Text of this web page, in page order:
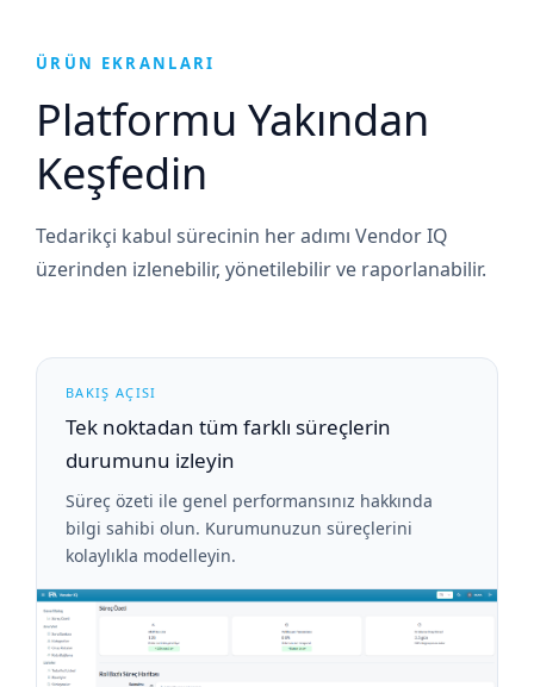
ÜRÜN EKRANLARI
Platformu Yakından
Keşfedin
Tedarikçi kabul sürecinin her adımı Vendor IQ
üzerinden izlenebilir, yönetilebilir ve raporlanabilir.
BAKIŞ AÇISI
Tek noktadan tüm farklı süreçlerin
durumunu izleyin
Süreç özeti ile genel performansınız hakkında
bilgi sahibi olun. Kurumunuzun süreçlerini
kolaylıkla modelleyin.